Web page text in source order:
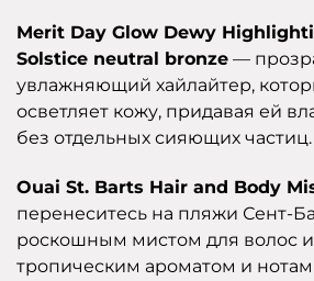
Merit Day Glow Dewy
Solstice neutral bronze —
увлажняющий хайлайтер,
осветляет кожу, придавая ей
без отдельных сияющих частиц.
Ouai St. Barts Hair and Body
перенеситесь на пляжи Сент-
роскошным мистом для волос и
тропическим ароматом и